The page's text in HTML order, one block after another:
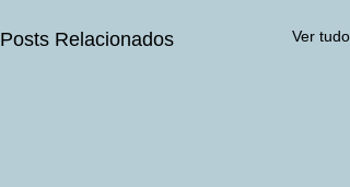
Posts Relacionados Ver tudo